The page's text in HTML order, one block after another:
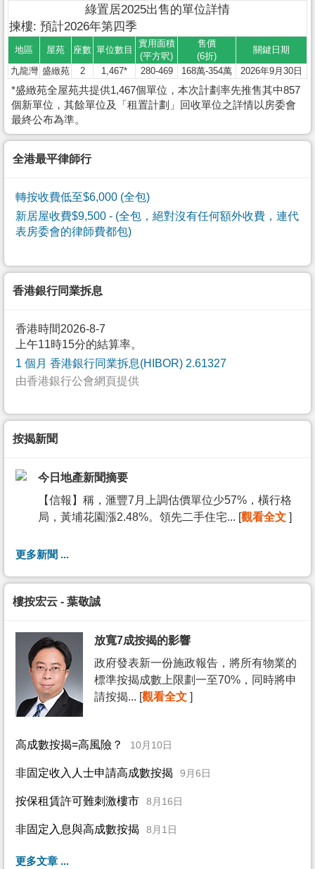
綠置居2025出售的單位詳情
揀樓: 預計2026年第四季
地區 屋苑 座數 單位數目
實用面積
(平方呎)
售價
(6折)
關鍵日期
九龍灣 盛緻苑 2 1,467* 280-469 168萬-354萬 2026年9月30日
*盛緻苑全屋苑共提供1,467個單位，本次計劃率先推售其中857
個新單位，其餘單位及「租置計劃」回收單位之詳情以房委會
最終公布為準。
全港最平律師行
轉按收費低至$6,000 (全包)
新居屋收費$9,500 - (全包，絕對沒有任何額外收費，連代
表房委會的律師費都包)
香港銀行同業拆息
香港時間2026-8-7
上午11時15分的結算率。
1 個月 香港銀行同業拆息(HIBOR) 2.61327
由香港銀行公會網頁提供
按揭新聞
今日地產新聞摘要
【信報】稱，滙豐7月上調估價單位少57%，橫行格
局，黃埔花園漲2.48%。領先二手住宅... [觀看全文 ]
更多新聞 ...
樓按宏云 - 葉敬誠
放寬7成按揭的影響
政府發表新一份施政報告，將所有物業的
標準按揭成數上限劃一至70%，同時將申
請按揭... [觀看全文 ]
高成數按揭=高風險？ 10月10日
非固定收入人士申請高成數按揭 9月6日
按保租賃許可難刺激樓市 8月16日
非固定入息與高成數按揭 8月1日
更多文章 ...